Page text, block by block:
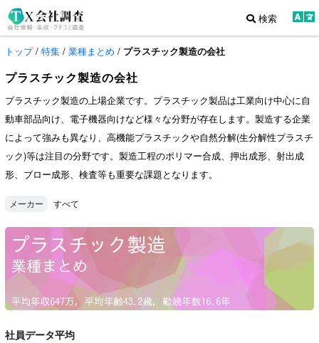
検索
トップ/ 特集 / 業種まとめ / プラスチック製造の会社
プラスチック製造の会社
プラスチック製造の上場企業です。プラスチック製品は工業向け中心に自
動車部品向け、電子機器向けなど様々な分野が存在します。製造する企業
によって強みも異なり、高機能プラスチックや自然分解(生分解性プラスチ
ック)等は注目の分野です。製造工程のポリマー合成、押出成形、射出成
形、ブロー成形、検査等も重要な課題となります。
メーカー すべて
社員データ平均